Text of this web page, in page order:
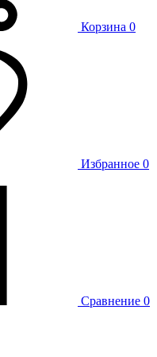
Корзина 0
Избранное 0
Сравнение 0